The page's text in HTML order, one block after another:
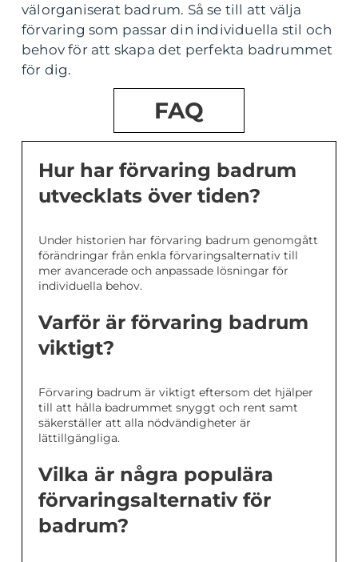
välorganiserat badrum. Så se till att välja
förvaring som passar din individuella stil och
behov för att skapa det perfekta badrummet
för dig.
FAQ
Hur har förvaring badrum
utvecklats över tiden?
Under historien har förvaring badrum genomgått
förändringar från enkla förvaringsalternativ till
mer avancerade och anpassade lösningar för
individuella behov.
Varför är förvaring badrum
viktigt?
Förvaring badrum är viktigt eftersom det hjälper
till att hålla badrummet snyggt och rent samt
säkerställer att alla nödvändigheter är
lättillgängliga.
Vilka är några populära
förvaringsalternativ för
badrum?